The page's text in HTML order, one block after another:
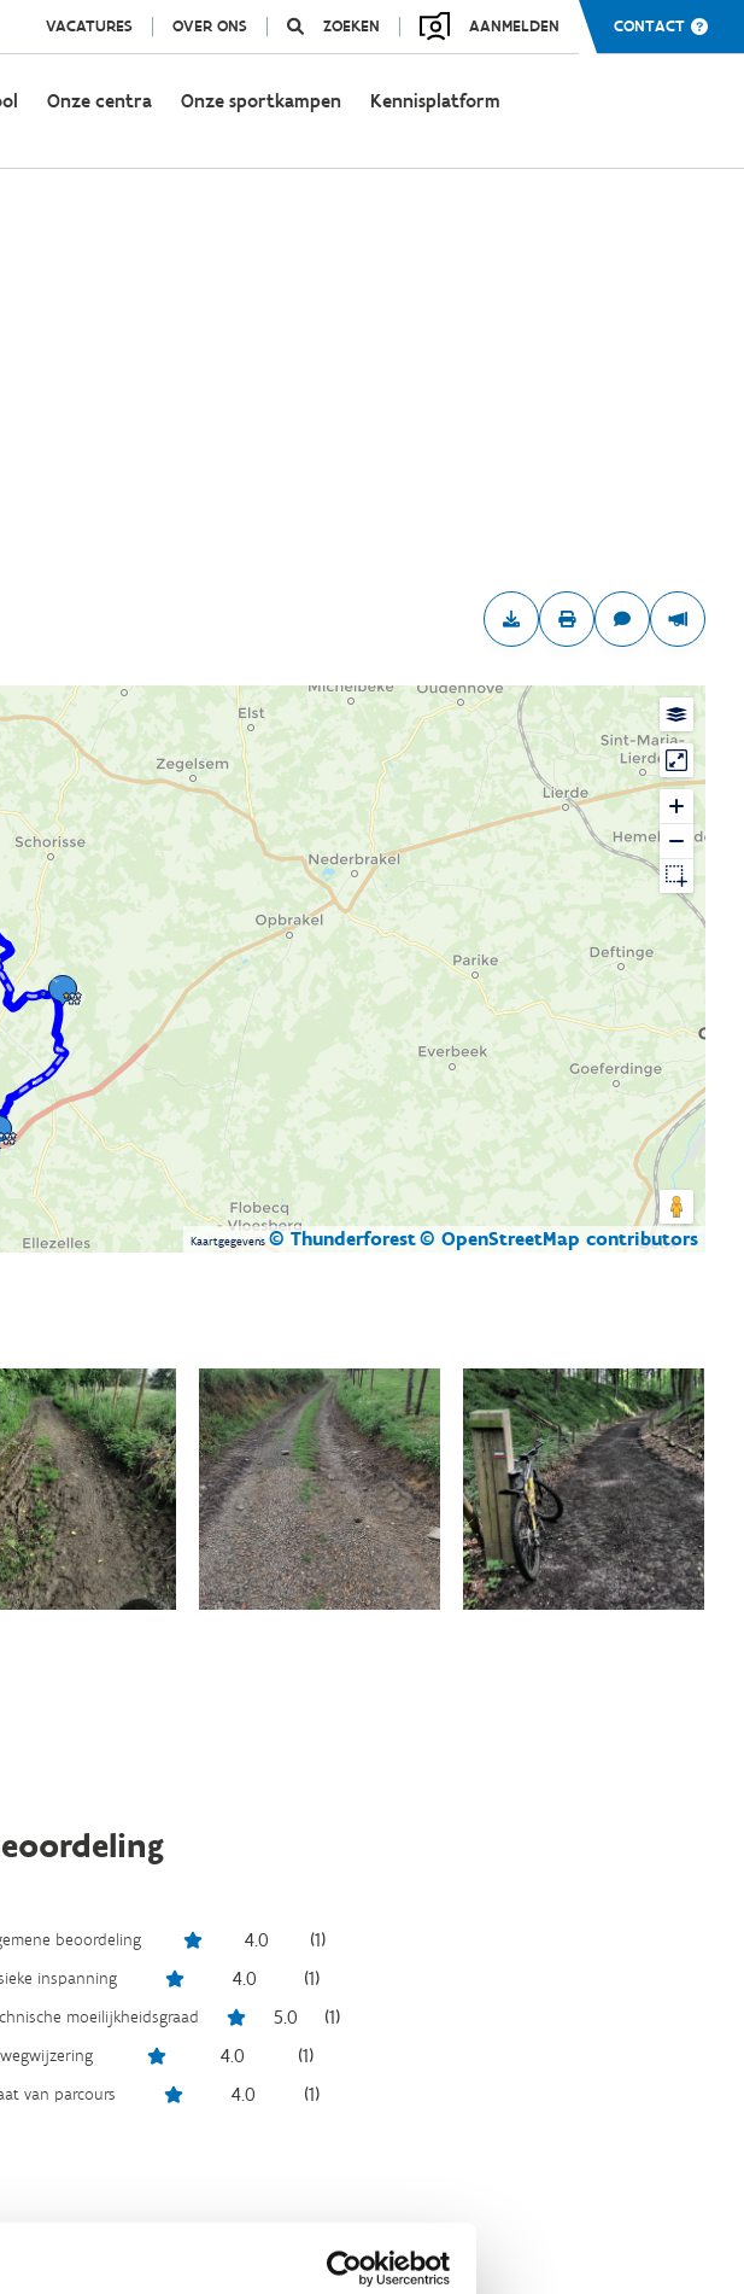
VACATURES OVER ONS ZOEKEN AANMELDEN CONTACT
Onze centra Onze sportkampen Kennisplatform
Kaartgegevens © Thunderforest© OpenStreetMap contributors
beoordeling 4.0 (1)
inspanning 4.0 (1)
moeilijkheidsgraad 5.0 (1)
4.0 (1)
van parcours 4.0 (1)